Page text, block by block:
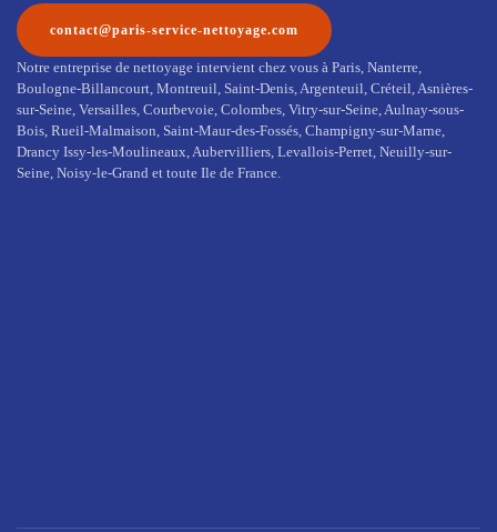
contact@paris-service-nettoyage.com
Notre entreprise de nettoyage intervient chez vous à Paris, Nanterre,
Boulogne-Billancourt, Montreuil, Saint-Denis, Argenteuil, Créteil, Asnières-
sur-Seine, Versailles, Courbevoie, Colombes, Vitry-sur-Seine, Aulnay-sous-
Bois, Rueil-Malmaison, Saint-Maur-des-Fossés, Champigny-sur-Marne,
Drancy Issy-les-Moulineaux, Aubervilliers, Levallois-Perret, Neuilly-sur-
Seine, Noisy-le-Grand et toute Ile de France.